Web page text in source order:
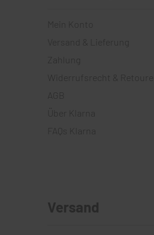
Versand & Lieferung
Zahlung
Widerrufsrecht & Retouren
AGB
FAQs Klarna
Versand